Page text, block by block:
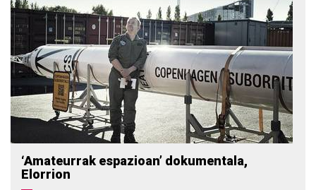
‘Amateurrak espazioan’ dokumentala,
Elorrion